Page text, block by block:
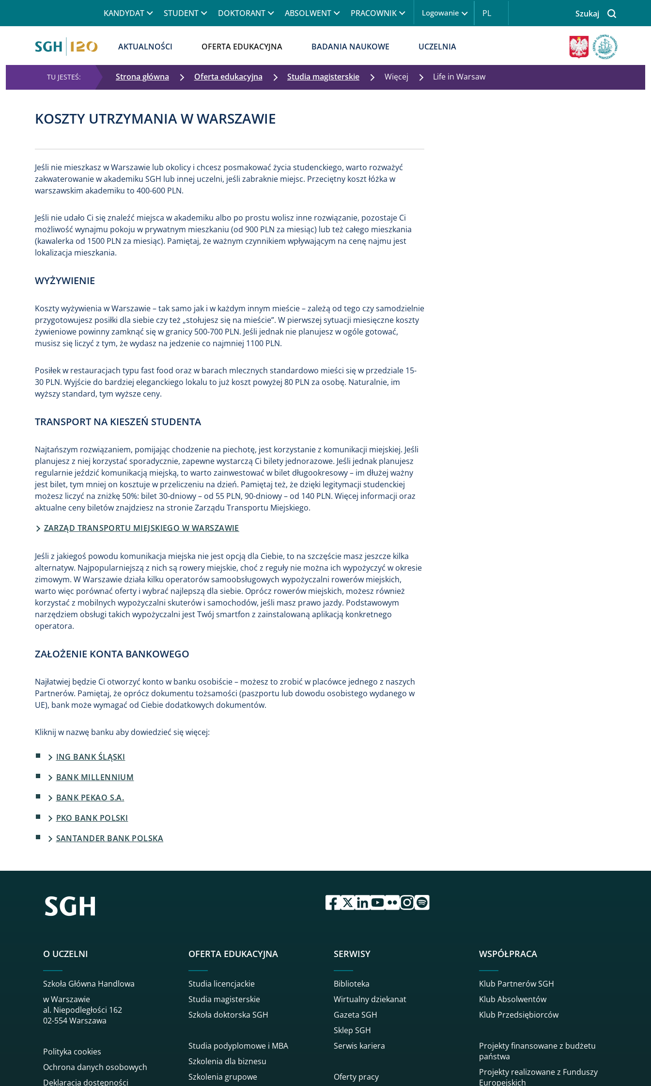
KANDYDAT STUDENT DOKTORANT ABSOLWENT PRACOWNIK Menu logowanie
Logowanie PL
Szukaj
AKTUALNOŚCI
OFERTA EDUKACYJNA BADANIA NAUKOWE UCZELNIA
Obraz
Strona główna Oferta edukacyjna Studia magisterskie Więcej Life in Warsaw
KOSZTY UTRZYMANIA W WARSZAWIE
Jeśli nie mieszkasz w Warszawie lub okolicy i chcesz posmakować życia studenckiego, warto rozważyć
zakwaterowanie w akademiku SGH lub innej uczelni, jeśli zabraknie miejsc. Przeciętny koszt łóżka w
warszawskim akademiku to 400-600 PLN.
Jeśli nie udało Ci się znaleźć miejsca w akademiku albo po prostu wolisz inne rozwiązanie, pozostaje Ci
możliwość wynajmu pokoju w prywatnym mieszkaniu (od 900 PLN za miesiąc) lub też całego mieszkania
(kawalerka od 1500 PLN za miesiąc). Pamiętaj, że ważnym czynnikiem wpływającym na cenę najmu jest
lokalizacja mieszkania.
WYŻYWIENIE
Koszty wyżywienia w Warszawie – tak samo jak i w każdym innym mieście – zależą od tego czy samodzielnie
przygotowujesz posiłki dla siebie czy też „stołujesz się na mieście”. W pierwszej sytuacji miesięczne koszty
żywieniowe powinny zamknąć się w granicy 500-700 PLN. Jeśli jednak nie planujesz w ogóle gotować,
musisz się liczyć z tym, że wydasz na jedzenie co najmniej 1100 PLN.
Posiłek w restauracjach typu fast food oraz w barach mlecznych standardowo mieści się w przedziale 15-
30 PLN. Wyjście do bardziej eleganckiego lokalu to już koszt powyżej 80 PLN za osobę. Naturalnie, im
wyższy standard, tym wyższe ceny.
TRANSPORT NA KIESZEŃ STUDENTA
Najtańszym rozwiązaniem, pomijając chodzenie na piechotę, jest korzystanie z komunikacji miejskiej. Jeśli
planujesz z niej korzystać sporadycznie, zapewne wystarczą Ci bilety jednorazowe. Jeśli jednak planujesz
regularnie jeździć komunikacją miejską, to warto zainwestować w bilet długookresowy – im dłużej ważny
jest bilet, tym mniej on kosztuje w przeliczeniu na dzień. Pamiętaj też, że dzięki legitymacji studenckiej
możesz liczyć na zniżkę 50%: bilet 30-dniowy – od 55 PLN, 90-dniowy – od 140 PLN. Więcej informacji oraz
aktualne ceny biletów znajdziesz na stronie Zarządu Transportu Miejskiego.
ZARZĄD TRANSPORTU MIEJSKIEGO W WARSZAWIE
Jeśli z jakiegoś powodu komunikacja miejska nie jest opcją dla Ciebie, to na szczęście masz jeszcze kilka
alternatyw. Najpopularniejszą z nich są rowery miejskie, choć z reguły nie można ich wypożyczyć w okresie
zimowym. W Warszawie działa kilku operatorów samoobsługowych wypożyczalni rowerów miejskich,
warto więc porównać oferty i wybrać najlepszą dla siebie. Oprócz rowerów miejskich, możesz również
korzystać z mobilnych wypożyczalni skuterów i samochodów, jeśli masz prawo jazdy. Podstawowym
narzędziem obsługi takich wypożyczalni jest Twój smartfon z zainstalowaną aplikacją konkretnego
operatora.
ZAŁOŻENIE KONTA BANKOWEGO
Najłatwiej będzie Ci otworzyć konto w banku osobiście – możesz to zrobić w placówce jednego z naszych
Partnerów. Pamiętaj, że oprócz dokumentu tożsamości (paszportu lub dowodu osobistego wydanego w
UE), bank może wymagać od Ciebie dodatkowych dokumentów.
Kliknij w nazwę banku aby dowiedzieć się więcej:
ING BANK ŚLĄSKI
BANK MILLENNIUM
BANK PEKAO S.A.
PKO BANK POLSKI
SANTANDER BANK POLSKA
przejdź do serwisu facebook sgh
przejdź do serwisu twitter sgh
przejdź do serwisu linkedin sgh
przejdź do serwisu youtube sgh
przejdź do serwisu flickr sgh
przejdź do serwisu instagram sgh
przejdź do serwisu spotify sgh
O UCZELNI
Szkoła Główna Handlowa
w Warszawie
al. Niepodległości 162
02-554 Warszawa
Polityka cookies
Ochrona danych osobowych
Deklaracja dostępności
OFERTA EDUKACYJNA
Studia licencjackie
Studia magisterskie
Szkoła doktorska SGH
Studia podyplomowe i MBA
Szkolenia dla biznesu
Szkolenia grupowe
SERWISY
Biblioteka
Wirtualny dziekanat
Gazeta SGH
Sklep SGH
Serwis kariera
Oferty pracy
WSPÓŁPRACA
Klub Partnerów SGH
Klub Absolwentów
Klub Przedsiębiorców
Projekty finansowane z budżetu
państwa
Projekty realizowane z Funduszy
Europejskich